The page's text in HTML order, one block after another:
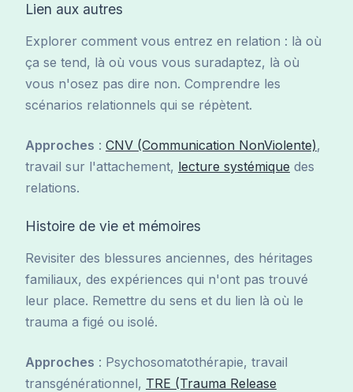
Lien aux autres
Explorer comment vous entrez en relation : là où
ça se tend, là où vous vous suradaptez, là où
vous n'osez pas dire non. Comprendre les
scénarios relationnels qui se répètent.
Approches : CNV (Communication NonViolente),
travail sur l'attachement, lecture systémique des
relations.
Histoire de vie et mémoires
Revisiter des blessures anciennes, des héritages
familiaux, des expériences qui n'ont pas trouvé
leur place. Remettre du sens et du lien là où le
trauma a figé ou isolé.
Approches : Psychosomatothérapie, travail
transgénérationnel, TRE (Trauma Release